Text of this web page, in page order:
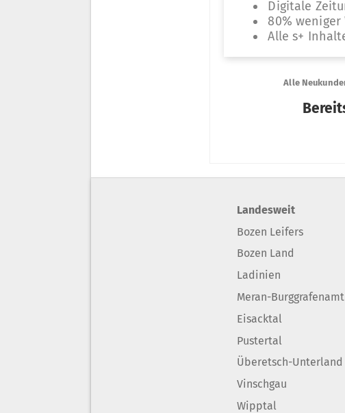
Landesweit
Bozen Leifers
Bozen Land
Ladinien
Meran-Burggrafenamt
Eisacktal
Pustertal
Überetsch-Unterland
Vinschgau
Wipptal